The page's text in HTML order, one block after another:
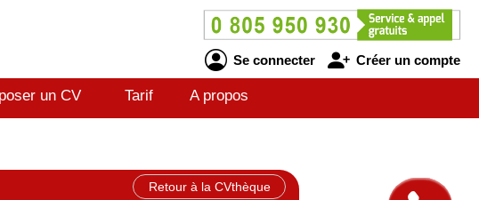
Se connecter Créer un compte
un CV Tarif A propos
Retour à la CVthèque